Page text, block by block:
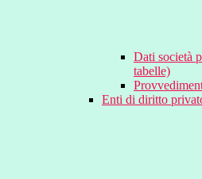
Dati società
tabelle)
Enti di diritto